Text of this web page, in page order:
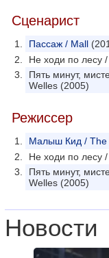
Сценарист
Пассаж / Mall
Не ходи по лесу
Пять минут,
Welles (2005)
Режиссер
Малыш Кид / The
Не ходи по лесу
Пять минут,
Welles (2005)
Новости